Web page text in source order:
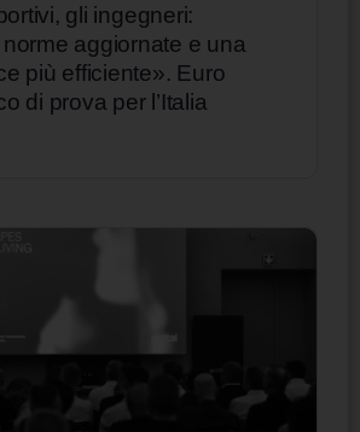
gli ingegneri:
aggiornate e una
più efficiente». Euro
di prova per l’Italia